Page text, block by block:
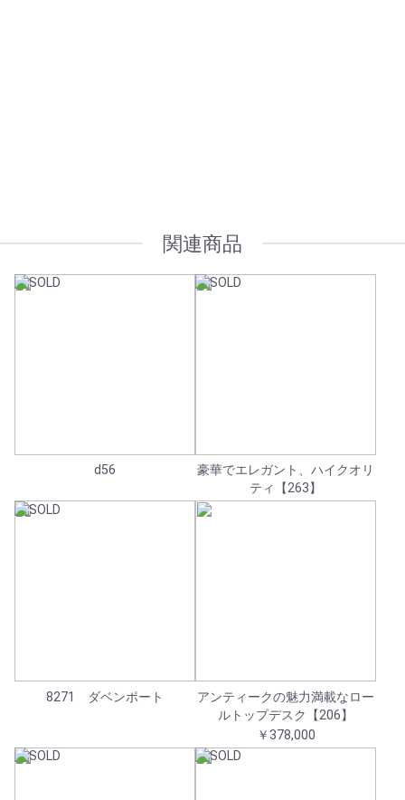
関連商品
d56
豪華でエレガント、ハイクオリ
ティ【263】
8271 ダベンポート
アンティークの魅力満載なロー
ルトップデスク【206】
￥378,000